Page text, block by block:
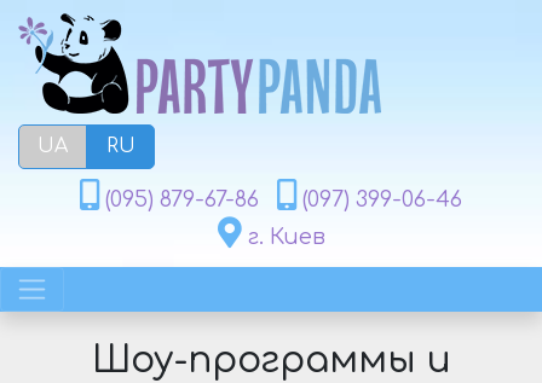
UA RU
(095) 879-67-86
(097) 399-06-46
г. Киев
Шоу-программы и